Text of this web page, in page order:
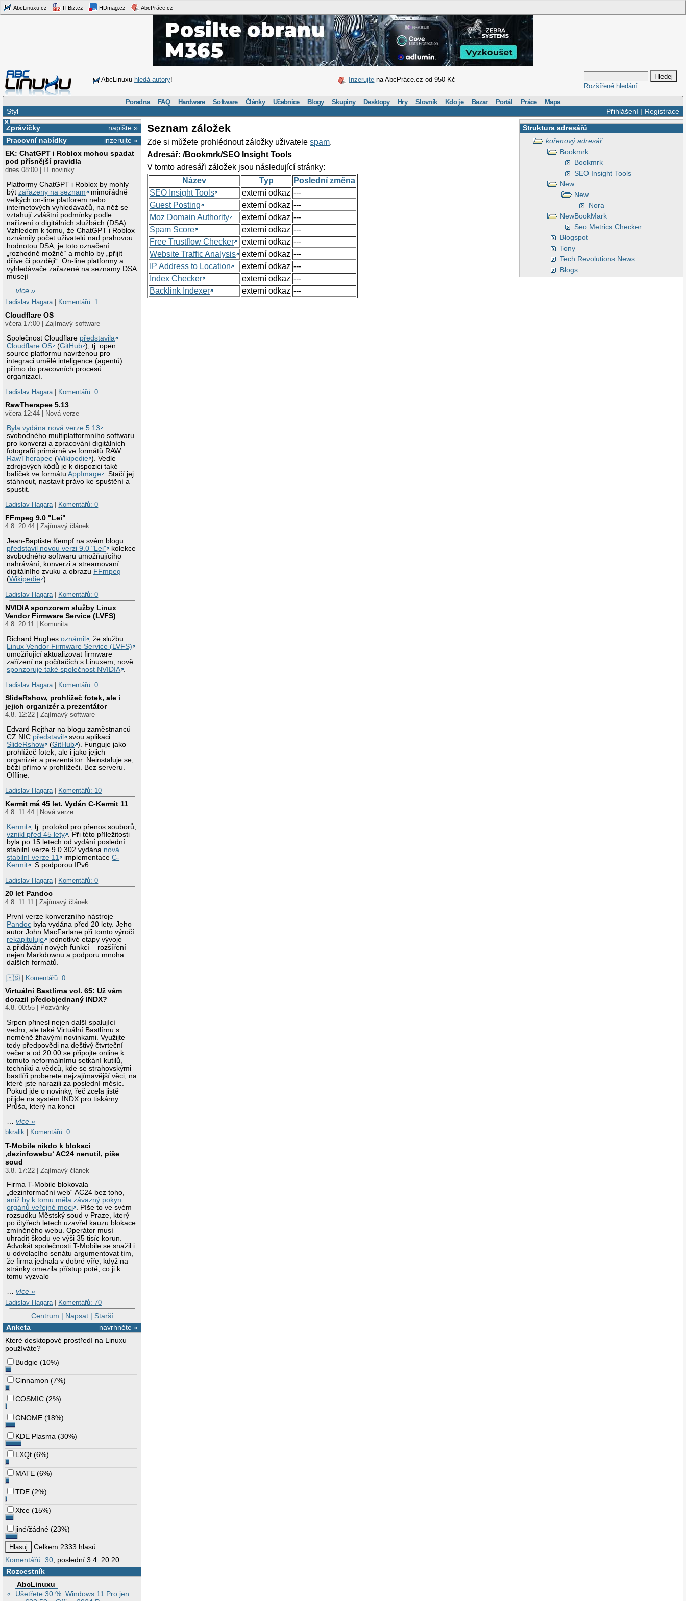
AbcLinuxu.cz ITBiz.cz HDmag.cz AbcPráce.cz
AbcLinuxu hledá autory! Inzerujte na AbcPráce.cz od 950 Kč
Rozšířené hledání
Poradna FAQ Hardware Software Články Učebnice Blogy Skupiny Desktopy Hry Slovník Kdo je Bazar Portál Práce Mapa
Přihlášení| Registrace
Styl
×
napište »
Zprávičky
inzerujte »
Pracovní nabídky
EK: ChatGPT i Roblox mohou spadat
pod přísnější pravidla
dnes 08:00 | IT novinky
Platformy ChatGPT i Roblox by mohly
býtzařazeny na seznam
mimořádně
velkých on-line platforem nebo
internetových vyhledávačů, na něž se
vztahují zvláštní podmínky podle
nařízení o digitálních službách (DSA).
Vzhledem k tomu, že ChatGPT i Roblox
oznámily počet uživatelů nad prahovou
hodnotou DSA, je toto označení
„rozhodně možné“ a mohlo by „přijít
dříve či později“. On-line platformy a
vyhledávače zařazené na seznamy DSA
musejí
…více »
Ladislav Hagara
Komentářů: 1
Cloudflare OS
včera 17:00 | Zajímavý software
Společnost Cloudflare představila
Cloudflare OS
(GitHub ), tj. open
source platformu navrženou pro
integraci umělé inteligence (agentů)
přímo do pracovních procesů
organizací.
Ladislav Hagara
Komentářů: 0
RawTherapee 5.13
včera 12:44 | Nová verze
Byla vydána nová verze 5.13
svobodného multiplatformního softwaru
pro konverzi a zpracování digitálních
fotografií primárně ve formátů RAW
RawTherapee (Wikipedie ). Vedle
zdrojových kódů je k dispozici také
balíček ve formátuAppImage . Stačí jej
stáhnout, nastavit právo ke spuštění a
spustit.
Ladislav Hagara
Komentářů: 0
FFmpeg 9.0 "Lei"
4.8. 20:44 | Zajímavý článek
Jean-Baptiste Kempf na svém blogu
představil novou verzi 9.0 "Lei"
kolekce
svobodného softwaru umožňujícího
nahrávání, konverzi a streamovaní
digitálního zvuku a obrazu FFmpeg
(Wikipedie ).
Ladislav Hagara
Komentářů: 0
NVIDIA sponzorem služby Linux
Vendor Firmware Service (LVFS)
4.8. 20:11 | Komunita
Richard Hughesoznámil
, že službu
Linux Vendor Firmware Service (LVFS)
umožňující aktualizovat firmware
zařízení na počítačích s Linuxem, nově
sponzoruje také společnost NVIDIA .
Ladislav Hagara | Komentářů: 0
SlideRshow, prohlížeč fotek, ale i
jejich organizér a prezentátor
4.8. 12:22 | Zajímavý software
Edvard Rejthar na blogu zaměstnanců
CZ.NIC představil
svou aplikaci
SlideRshow
(GitHub ). Funguje jako
prohlížeč fotek, ale i jako jejich
organizér a prezentátor. Neinstaluje se,
běží přímo v prohlížeči. Bez serveru.
Offline.
Ladislav Hagara | Komentářů: 10
Kermit má 45 let. Vydán C-Kermit 11
4.8. 11:44 | Nová verze
Kermit , tj. protokol pro přenos souborů,
vznikl před 45 lety . Při této příležitosti
byla po 15 letech od vydání poslední
stabilní verze 9.0.302 vydána nová
stabilní verze 11
implementaceC-
Kermit . S podporou IPv6.
Ladislav Hagara | Komentářů: 0
20 let Pandoc
4.8. 11:11 | Zajímavý článek
První verze konverzního nástroje
Pandoc byla vydána před 20 lety. Jeho
autor John MacFarlane při tomto výročí
rekapituluje
jednotlivé etapy vývoje
a přidávání nových funkcí – rozšíření
nejen Markdownu a podporu mnoha
dalších formátů.
|🇵🇸 | Komentářů: 0
Virtuální Bastlírna vol. 65: Už vám
dorazil předobjednaný INDX?
4.8. 00:55 | Pozvánky
Srpen přinesl nejen další spalující
vedro, ale také Virtuální Bastlírnu s
neméně žhavými novinkami. Využijte
tedy předpovědi na deštivý čtvrteční
večer a od 20:00 se připojte online k
tomuto neformálnímu setkání kutilů,
techniků a vědců, kde se strahovskými
bastlíři proberete nejzajímavější věci, na
které jste narazili za poslední měsíc.
Pokud jde o novinky, řeč zcela jistě
přijde na systém INDX pro tiskárny
Průša, který na konci
…více »
bkralik
Komentářů: 0
T-Mobile nikdo k blokaci
‚dezinfowebu‘ AC24 nenutil, píše
soud
3.8. 17:22 | Zajímavý článek
Firma T-Mobile blokovala
„dezinformační web“ AC24 bez toho,
aniž by k tomu měla závazný pokyn
orgánů veřejné moci . Píše to ve svém
rozsudku Městský soud v Praze, který
po čtyřech letech uzavřel kauzu blokace
zmíněného webu. Operátor musí
uhradit škodu ve výši 35 tisíc korun.
Advokát společnosti T-Mobile se snažil i
u odvolacího senátu argumentovat tím,
že firma jednala v dobré víře, když na
stránky omezila přístup poté, co ji k
tomu vyzvalo
…více »
Ladislav Hagara | Komentářů: 70
Centrum | Napsat| Starší
navrhněte »
Anketa
Které desktopové prostředí na Linuxu
používáte?
Budgie (10%)
Cinnamon (7%)
COSMIC (2%)
GNOME (18%)
KDE Plasma (30%)
LXQt (6%)
MATE (6%)
TDE (2%)
Xfce (15%)
jiné/žádné (23%)
Celkem 2333 hlasů
Komentářů: 30, poslední 3.4. 20:20
Rozcestník
AbcLinuxu
Ušetřete 30 %: Windows 11 Pro jen
Struktura adresářů
kořenový adresář
Bookmrk
Bookmrk
SEO Insight Tools
New
New
Nora
NewBookMark
Seo Metrics Checker
Blogspot
Tony
Tech Revolutions News
Blogs
Seznam záložek
Zde si můžete prohlédnout záložky uživatelespam.
Adresář: /Bookmrk/SEO Insight Tools
V tomto adresáři záložek jsou následující stránky:
Název
Typ
Poslední změna
SEO Insight Tools
externí odkaz ---
Guest Posting
externí odkaz ---
Moz Domain Authority
externí odkaz ---
Spam Score
externí odkaz ---
Free Trustflow Checker
externí odkaz ---
Website Traffic Analysis
externí odkaz ---
IP Address to Location
externí odkaz ---
Index Checker
externí odkaz ---
Backlink Indexer
externí odkaz ---